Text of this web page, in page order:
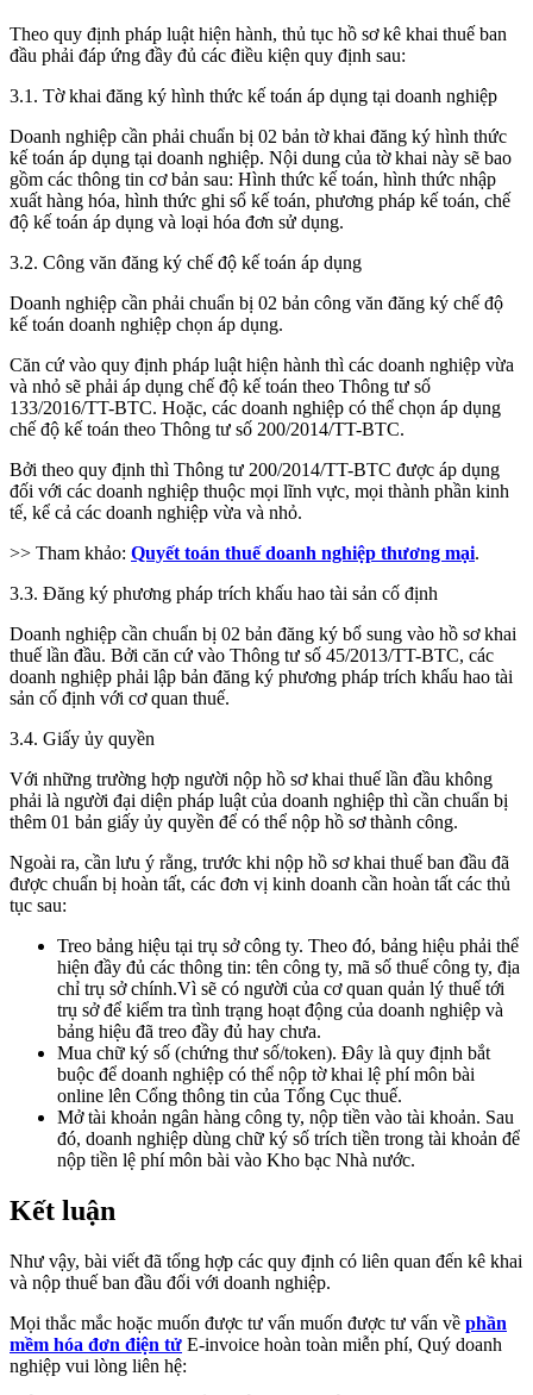
Theo quy định pháp luật hiện hành, thủ tục hồ sơ kê khai thuế ban
đầu phải đáp ứng đầy đủ các điều kiện quy định sau:
3.1. Tờ khai đăng ký hình thức kế toán áp dụng tại doanh nghiệp
Doanh nghiệp cần phải chuẩn bị 02 bản tờ khai đăng ký hình thức
kế toán áp dụng tại doanh nghiệp. Nội dung của tờ khai này sẽ bao
gồm các thông tin cơ bản sau: Hình thức kế toán, hình thức nhập
xuất hàng hóa, hình thức ghi sổ kế toán, phương pháp kế toán, chế
độ kế toán áp dụng và loại hóa đơn sử dụng.
3.2. Công văn đăng ký chế độ kế toán áp dụng
Doanh nghiệp cần phải chuẩn bị 02 bản công văn đăng ký chế độ
kế toán doanh nghiệp chọn áp dụng.
Căn cứ vào quy định pháp luật hiện hành thì các doanh nghiệp vừa
và nhỏ sẽ phải áp dụng chế độ kế toán theo Thông tư số
133/2016/TT-BTC. Hoặc, các doanh nghiệp có thể chọn áp dụng
chế độ kế toán theo Thông tư số 200/2014/TT-BTC.
Bởi theo quy định thì Thông tư 200/2014/TT-BTC được áp dụng
đối với các doanh nghiệp thuộc mọi lĩnh vực, mọi thành phần kinh
tế, kể cả các doanh nghiệp vừa và nhỏ.
>> Tham khảo: Quyết toán thuế doanh nghiệp thương mại.
3.3. Đăng ký phương pháp trích khấu hao tài sản cố định
Doanh nghiệp cần chuẩn bị 02 bản đăng ký bổ sung vào hồ sơ khai
thuế lần đầu. Bởi căn cứ vào Thông tư số 45/2013/TT-BTC, các
doanh nghiệp phải lập bản đăng ký phương pháp trích khấu hao tài
sản cố định với cơ quan thuế.
3.4. Giấy ủy quyền
Với những trường hợp người nộp hồ sơ khai thuế lần đầu không
phải là người đại diện pháp luật của doanh nghiệp thì cần chuẩn bị
thêm 01 bản giấy ủy quyền để có thể nộp hồ sơ thành công.
Ngoài ra, cần lưu ý rằng, trước khi nộp hồ sơ khai thuế ban đầu đã
được chuẩn bị hoàn tất, các đơn vị kinh doanh cần hoàn tất các thủ
tục sau:
Treo bảng hiệu tại trụ sở công ty. Theo đó, bảng hiệu phải thể
hiện đầy đủ các thông tin: tên công ty, mã số thuế công ty, địa
chỉ trụ sở chính.Vì sẽ có người của cơ quan quản lý thuế tới
trụ sở để kiểm tra tình trạng hoạt động của doanh nghiệp và
bảng hiệu đã treo đầy đủ hay chưa.
Mua chữ ký số (chứng thư số/token). Đây là quy định bắt
buộc để doanh nghiệp có thể nộp tờ khai lệ phí môn bài
online lên Cổng thông tin của Tổng Cục thuế.
Mở tài khoản ngân hàng công ty, nộp tiền vào tài khoản. Sau
đó, doanh nghiệp dùng chữ ký số trích tiền trong tài khoản để
nộp tiền lệ phí môn bài vào Kho bạc Nhà nước.
Kết luận
Như vậy, bài viết đã tổng hợp các quy định có liên quan đến kê khai
và nộp thuế ban đầu đối với doanh nghiệp.
Mọi thắc mắc hoặc muốn được tư vấn muốn được tư vấn về phần
mềm hóa đơn điện tử E-invoice hoàn toàn miễn phí, Quý doanh
nghiệp vui lòng liên hệ: